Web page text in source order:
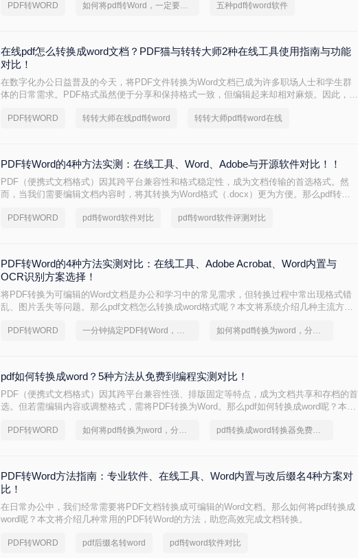
流动、自动换行。
PDF转WORD 如何将pdf转Word，一定要看看 五种pdf转word软件
在线pdf怎么转换成word文档？PDF猫与转转大师2种在线工具使用指南与功能
对比！
在数字化办公日益普及的今天，将PDF文件转换为Word文档已成为许多职场人士和学生群
体的日常需求。PDF格式虽然便于分享和保持格式一致，但编辑起来却相对麻烦。因此，找
文将介绍两种在线将PDF转换成Word文档的方法。
PDF转WORD 转转大师在线pdf转word 转转大师pdf转word在线
PDF转Word的4种方法实测：在线工具、Word、Adobe与开源软件对比！！
PDF（便携式文档格式）因其跨平台兼容性和格式稳定性，成为文档传输的首选格式。然
而，当我们需要编辑文档内容时，将其转换为Word格式（.docx）更为方便。那么pdf转换
PDF转WORD pdf转word软件对比 pdf转word软件评测对比
PDF转Word的4种方法实测对比：在线工具、Adobe Acrobat、Word内置与
OCR识别方案选择！
将PDF转换为可编辑的Word文档是办公和学习中的常见需求，但转换过程中常出现格式错
乱、图片丢失等问题。那么pdf文档怎么转换成word格式呢？本文将系统介绍几种主流方
PDF转WORD 一分钟搞定PDF转Word，这2种简单方法，任意选择 如何将pdf转换为word，分享一种简单的方法
pdf如何转换成word？5种方法从免费到编程实测对比！
PDF（便携式文档格式）因其跨平台兼容性强、排版固定等特点，成为文档共享和存档的首
选。但若需编辑内容或调整格式，需将PDF转换为Word。那么pdf如何转换成word呢？本文
PDF转WORD 如何将pdf转换为word，分享一种简单的方法 pdf转换成word转换器免费转5页
PDF转Word方法指南：专业软件、在线工具、Word内置与改后缀名4种方案对
比！
在日常办公中，我们经常需要将PDF文档转换成可编辑的Word文档。那么如何将pdf转换成
word呢？本文将介绍几种常用的PDF转Word的方法，助您高效完成文档转换。
PDF转WORD pdf后缀名转word pdf转word软件对比